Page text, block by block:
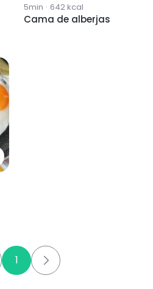
5min · 642kcal
Cama de alberjas
1